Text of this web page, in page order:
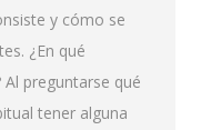
y cómo se
¿En qué
preguntarse qué
tener alguna